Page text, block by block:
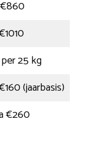
€860
25 kg
(jaarbasis)
€260